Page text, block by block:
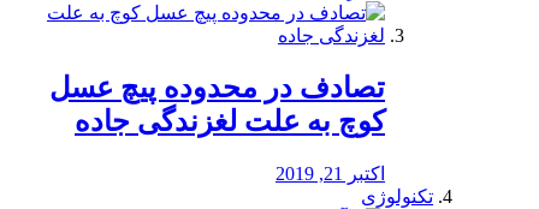
تصادف در محدوده پیچ عسل
کوچ به علت لغزندگی جاده
اکتبر 21, 2019
تکنولوژی